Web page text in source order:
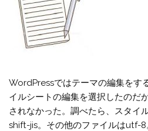
WordPressではテーマの編集をす
イルシートの編集を選択したのだ
されなかった。調べたら、スタイ
shift-jis。その他のファイルはutf-